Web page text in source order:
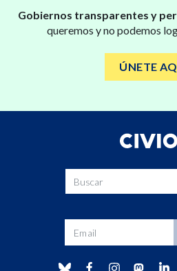
Gobiernos transparentes y
queremos y no podemos
ÚNETE